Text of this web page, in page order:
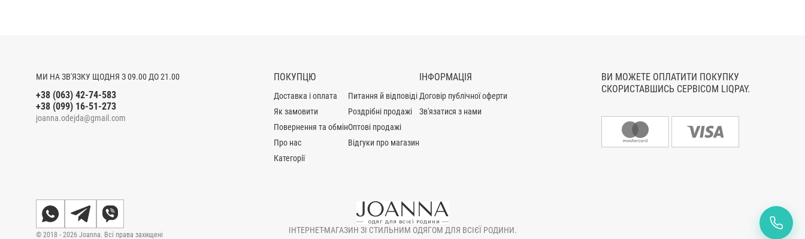
МИ НА ЗВ'ЯЗКУ ЩОДНЯ З 09.00 ДО 21.00
+38 (063) 42-74-583
+38 (099) 16-51-273
joanna.odejda@gmail.com
ПОКУПЦЮ
Доставка і оплата
Як замовити
Повернення та обмін
Про нас
Категорії
Питання й відповіді
Роздрібні продажі
Оптові продажі
Відгуки про магазин
ІНФОРМАЦІЯ
Договір публічної оферти
Зв'язатися з нами
ВИ МОЖЕТЕ ОПЛАТИТИ ПОКУПКУ
СКОРИСТАВШИСЬ СЕРВІСОМ LIQPAY.
© 2018 - 2026 Joanna. Всі права захищені ІНТЕРНЕТ-МАГАЗИН ЗІ СТИЛЬНИМ ОДЯГОМ ДЛЯ ВСІЄЇ РОДИНИ.